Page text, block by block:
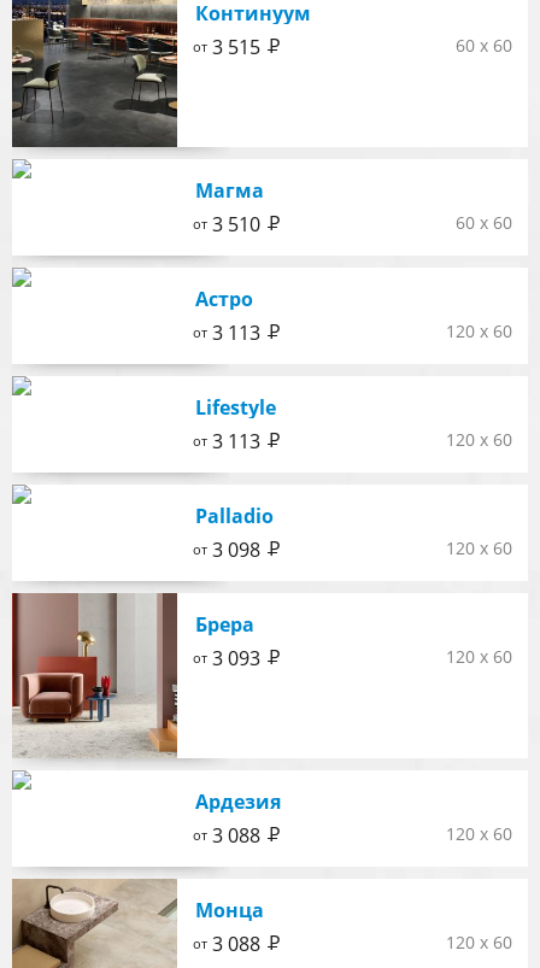
Континуум
60 x 60
от3 515 Р
Магма
60 x 60
от3 510 Р
Астро
120 x 60
от3 113 Р
Lifestyle
120 x 60
от3 113 Р
Palladio
120 x 60
от3 098 Р
Брера
120 x 60
от3 093 Р
Ардезия
120 x 60
от3 088 Р
Монца
120 x 60
от3 088 Р